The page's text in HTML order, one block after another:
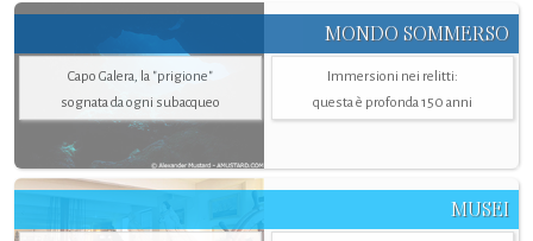
MONDO SOMMERSO
Capo Galera, la "prigione"
sognata da ogni subacqueo
Immersioni nei relitti:
questa è profonda 150 anni
MUSEI